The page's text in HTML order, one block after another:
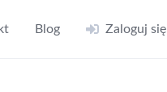
Blog Zaloguj się